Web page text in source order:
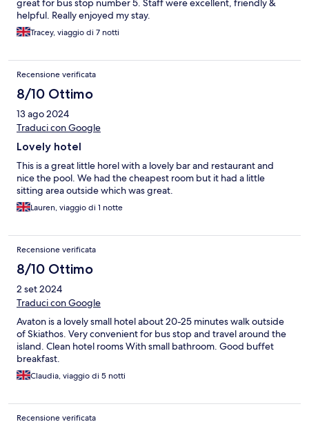
great for bus stop number 5. Staff were excellent, friendly &
helpful. Really enjoyed my stay.
Tracey, viaggio di 7 notti
Recensione verificata
8/10 Ottimo
13 ago 2024
Traduci con Google
Lovely hotel
This is a great little horel with a lovely bar and restaurant and
nice the pool. We had the cheapest room but it had a little
sitting area outside which was great.
Lauren, viaggio di 1 notte
Recensione verificata
8/10 Ottimo
2 set 2024
Traduci con Google
Avaton is a lovely small hotel about 20-25 minutes walk outside
of Skiathos. Very convenient for bus stop and travel around the
island. Clean hotel rooms With small bathroom. Good buffet
breakfast.
Claudia, viaggio di 5 notti
Recensione verificata